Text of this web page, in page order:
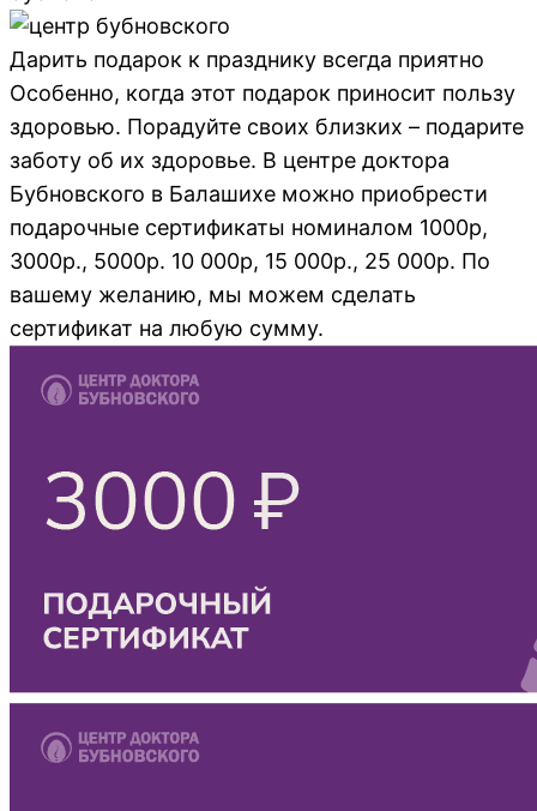
Дарить подарок к празднику всегда приятно
Особенно, когда этот подарок приносит пользу
здоровью. Порадуйте своих близких – подарите
заботу об их здоровье. В центре доктора
Бубновского в Балашихе можно приобрести
подарочные сертификаты номиналом 1000р,
3000р., 5000р. 10 000р, 15 000р., 25 000р. По
вашему желанию, мы можем сделать
сертификат на любую сумму.